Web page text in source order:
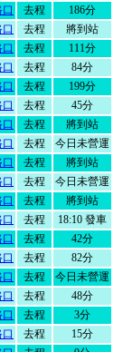
去程
186分
去程
將到站
去程
111分
去程
84分
去程
199分
去程
45分
去程
將到站
去程
今日未營運
去程
將到站
去程
今日未營運
去程
將到站
去程
18:10 發車
去程
42分
去程
82分
去程
今日未營運
去程
48分
去程
3分
去程
15分